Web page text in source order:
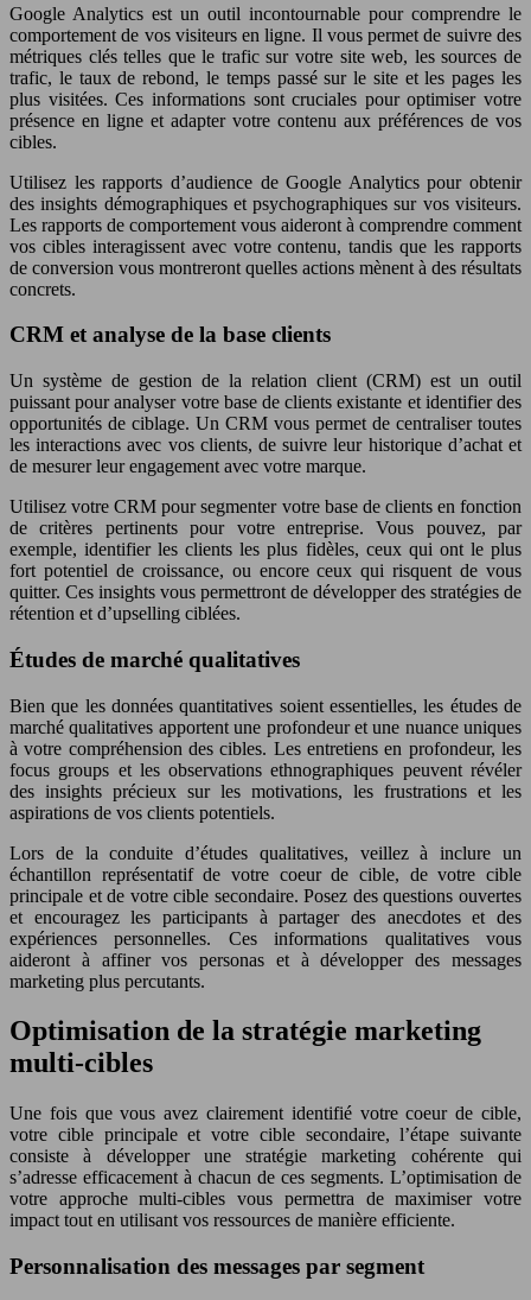
Google Analytics est un outil incontournable pour comprendre le
comportement de vos visiteurs en ligne. Il vous permet de suivre des
métriques clés telles que le trafic sur votre site web, les sources de
trafic, le taux de rebond, le temps passé sur le site et les pages les
plus visitées. Ces informations sont cruciales pour optimiser votre
présence en ligne et adapter votre contenu aux préférences de vos
cibles.
Utilisez les rapports d’audience de Google Analytics pour obtenir
des insights démographiques et psychographiques sur vos visiteurs.
Les rapports de comportement vous aideront à comprendre comment
vos cibles interagissent avec votre contenu, tandis que les rapports
de conversion vous montreront quelles actions mènent à des résultats
concrets.
CRM et analyse de la base clients
Un système de gestion de la relation client (CRM) est un outil
puissant pour analyser votre base de clients existante et identifier des
opportunités de ciblage. Un CRM vous permet de centraliser toutes
les interactions avec vos clients, de suivre leur historique d’achat et
de mesurer leur engagement avec votre marque.
Utilisez votre CRM pour segmenter votre base de clients en fonction
de critères pertinents pour votre entreprise. Vous pouvez, par
exemple, identifier les clients les plus fidèles, ceux qui ont le plus
fort potentiel de croissance, ou encore ceux qui risquent de vous
quitter. Ces insights vous permettront de développer des stratégies de
rétention et d’upselling ciblées.
Études de marché qualitatives
Bien que les données quantitatives soient essentielles, les études de
marché qualitatives apportent une profondeur et une nuance uniques
à votre compréhension des cibles. Les entretiens en profondeur, les
focus groups et les observations ethnographiques peuvent révéler
des insights précieux sur les motivations, les frustrations et les
aspirations de vos clients potentiels.
Lors de la conduite d’études qualitatives, veillez à inclure un
échantillon représentatif de votre coeur de cible, de votre cible
principale et de votre cible secondaire. Posez des questions ouvertes
et encouragez les participants à partager des anecdotes et des
expériences personnelles. Ces informations qualitatives vous
aideront à affiner vos personas et à développer des messages
marketing plus percutants.
Optimisation de la stratégie marketing
multi-cibles
Une fois que vous avez clairement identifié votre coeur de cible,
votre cible principale et votre cible secondaire, l’étape suivante
consiste à développer une stratégie marketing cohérente qui
s’adresse efficacement à chacun de ces segments. L’optimisation de
votre approche multi-cibles vous permettra de maximiser votre
impact tout en utilisant vos ressources de manière efficiente.
Personnalisation des messages par segment